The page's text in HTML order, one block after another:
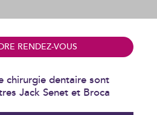
RENDEZ-VOUS
chirurgie dentaire sont
Jack Senet et Broca